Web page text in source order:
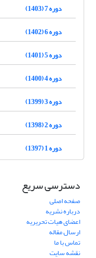
دوره 7 (1403)
دوره 6 (1402)
دوره 5 (1401)
دوره 4 (1400)
دوره 3 (1399)
دوره 2 (1398)
دوره 1 (1397)
دسترسی سریع
صفحه اصلی
درباره نشریه
اعضای هیات تحریریه
ارسال مقاله
تماس با ما
نقشه سایت